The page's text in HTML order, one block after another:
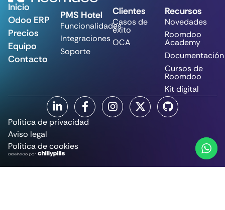
Inicio
Odoo ERP
Precios
Equipo
Contacto
PMS Hotel
Funcionalidades
Integraciones
Soporte
Clientes
Casos de
éxito
OCA
Recursos
Novedades
Roomdoo
Academy
Documentación
Cursos de
Roomdoo
Kit digital
Política de privacidad
Aviso legal
Política de cookies